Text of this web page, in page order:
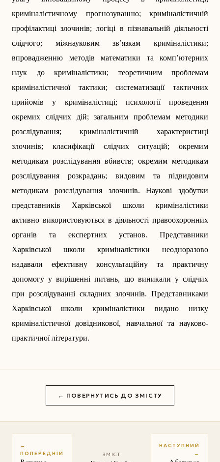
криміналістичному прогнозуванню; криміналістичній
профілактиці злочинів; логіці в пізнавальній діяльності
слідчого; міжнауковим зв’язкам криміналістики;
впровадженню методів математики та комп’ютерних
наук до криміналістики; теоретичним проблемам
криміналістичної тактики; систематизації тактичних
прийомів у криміналістиці; психології проведення
окремих слідчих дій; загальним проблемам методики
розслідування; криміналістичній характеристиці
злочинів; класифікації слідчих ситуацій; окремим
методикам розслідування вбивств; окремим методикам
розслідування розкрадань; видовим та підвидовим
методикам розслідування злочинів. Наукові здобутки
представників Харківської школи криміналістики
активно використовуються в діяльності правоохоронних
органів та експертних установ. Представники
Харківської школи криміналістики неодноразово
надавали ефективну консультаційну та практичну
допомогу у вирішенні питань, що виникали у слідчих
при розслідуванні складних злочинів. Представниками
Харківської школи криміналістики видано низку
криміналістичної довідникової, навчальної та науково-
практичної літератури.
← ПОВЕРНУТИСЬ ДО ЗМІСТУ
←
ПОПЕРЕДНІЙ
ЗМІСТ
НАСТУПНИЙ
→